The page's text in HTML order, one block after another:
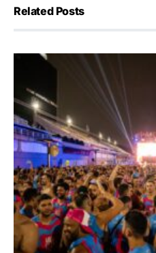
Related Posts